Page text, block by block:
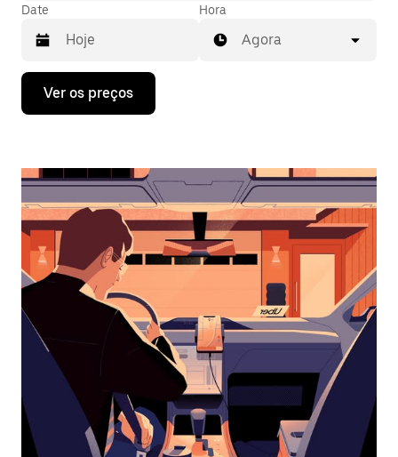
Date
Prima
tecla
interagir
o
calendário
selecionar
uma
data.
Prima
o
botão
o
calendário.
Hora
Agora
Ver os preços